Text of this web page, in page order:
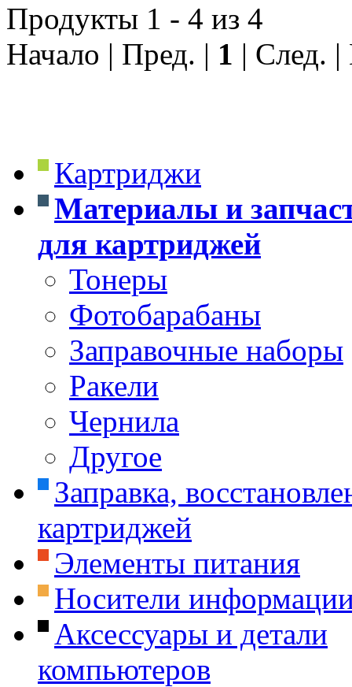
Продукты 1 - 4 из 4
Начало | Пред. | 1 | След.
Картриджи
Материалы и
для картриджей
Тонеры
Фотобарабаны
Заправочные наборы
Ракели
Чернила
Другое
Заправка,
картриджей
Элементы питания
Носители
Аксессуары и детали
компьютеров